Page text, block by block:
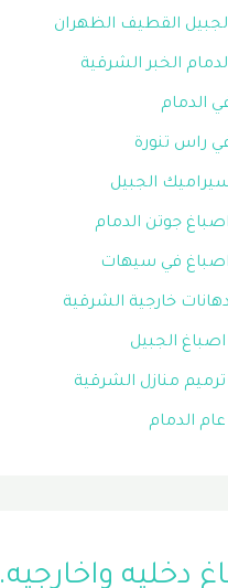
القطيف الظهران
الخبر الشرقية
الدمام
راس تنورة
الجبيل
جوتن الدمام
في سيهات
خارجية الشرقية
الجبيل
منازل الشرقية
الدمام
دخليه واخارجيه.